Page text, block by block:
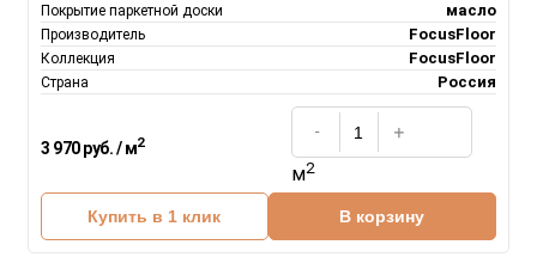
Покрытие паркетной доски масло
Производитель FocusFloor
Коллекция FocusFloor
Страна Россия
3 970 руб. / м2
м2
Купить в 1 клик В корзину